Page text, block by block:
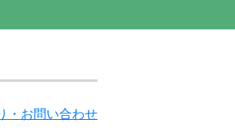
・お問い合わせ